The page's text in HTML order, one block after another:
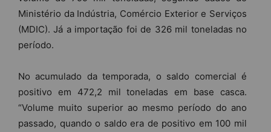
Ministério da Indústria, Comércio Exterior e Serviços
(MDIC). Já a importação foi de 326 mil toneladas no
período.
No acumulado da temporada, o saldo comercial é
positivo em 472,2 mil toneladas em base casca.
“Volume muito superior ao mesmo período do ano
passado, quando o saldo era de positivo em 100 mil